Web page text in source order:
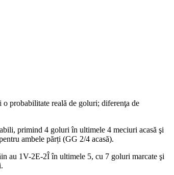
probabilitate reală de goluri; diferenţa de
primind 4 goluri în ultimele 4 meciuri acasă şi
ambele părți (GG 2/4 acasă).
au 1V-2E-2Î în ultimele 5, cu 7 goluri marcate şi